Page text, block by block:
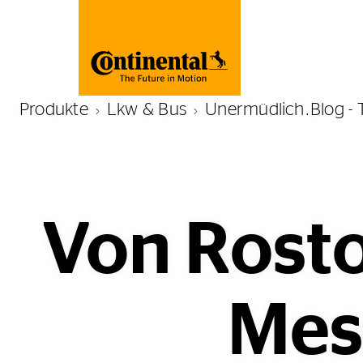
Produkte Lkw & Bus Unermüdlich.Blog -
Von